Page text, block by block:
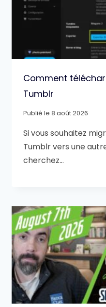
Comment
Tumblr
Publié le 8 août 2026
Si vous souhaitez
Tumblr vers une
cherchez…